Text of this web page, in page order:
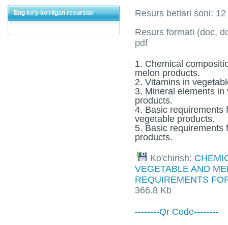
Eng ko'p ko'rilgan resurslar
Resurs betlari soni: 12
Resurs formati (doc,
pdf
1. Chemical
melon products.
2. Vitamins in
3. Mineral elements
products.
4. Basic requirements
vegetable products.
5. Basic requirements
products.
Ko'chirish:
VEGETABLE AND
REQUIREMENTS
366.8 Kb
--------Qr Code--------